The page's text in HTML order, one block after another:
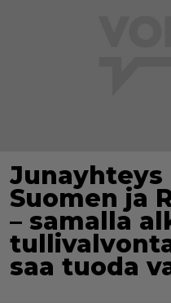
Junayhteys
Suomen ja
– samalla
saa tuoda